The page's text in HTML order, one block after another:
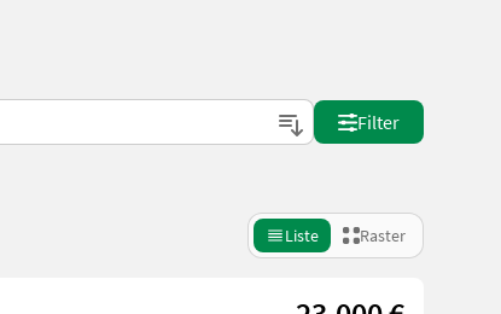
Filter
Liste Raster